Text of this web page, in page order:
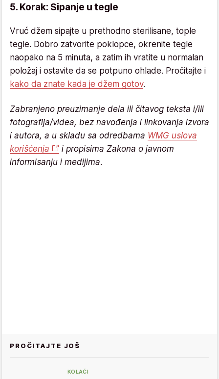
5. Korak: Sipanje u tegle
Vruć džem sipajte u prethodno sterilisane, tople
tegle. Dobro zatvorite poklopce, okrenite tegle
naopako na 5 minuta, a zatim ih vratite u normalan
položaj i ostavite da se potpuno ohlade. Pročitajte i
kako da znate kada je džem gotov.
Zabranjeno preuzimanje dela ili čitavog teksta i/ili
fotografija/videa, bez navođenja i linkovanja izvora
i autora, a u skladu sa odredbama WMG uslova
korišćenja
i propisima Zakona o javnom
informisanju i medijima.
PROČITAJTE JOŠ
KOLAČI